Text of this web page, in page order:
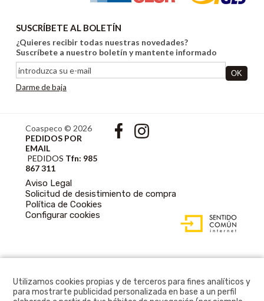
SUSCRÍBETE AL BOLETÍN
¿Quieres recibir todas nuestras novedades?
Suscríbete a nuestro boletín y mantente informado
Darme de baja
Coaspeco © 2026
PEDIDOS POR
EMAIL
PEDIDOS Tfn: 985
867 311
Aviso Legal
Solicitud de desistimiento de compra
Política de Cookies
Configurar cookies
ACCESIBLE CON
GESTOR DE
CONTENIDOS
Utilizamos cookies propias y de terceros para fines analíticos y
para mostrarte publicidad personalizada en base a un perfil